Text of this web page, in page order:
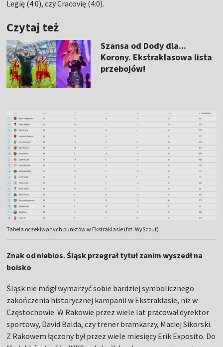
Legię (4:0), czy Cracovię (4:0).
Czytaj też
Szansa od Dody dla...
Korony. Ekstraklasowa lista
przebojów!
Tabela oczekiwanych punktów w Ekstraklasie (fot. WyScout)
Znak od niebios. Śląsk przegrał tytuł zanim wyszedł na
boisko
Śląsk nie mógł wymarzyć sobie bardziej symbolicznego
zakończenia historycznej kampanii w Ekstraklasie, niż w
Częstochowie. W Rakowie przez wiele lat pracował dyrektor
sportowy, David Balda, czy trener bramkarzy, Maciej Sikorski.
Z Rakowem łączony był przez wiele miesięcy Erik Exposito. Do